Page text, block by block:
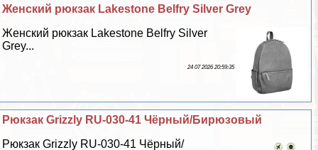
Женский рюкзак Lakestone Belfry Silver Grey
Женский рюкзак Lakestone Belfry Silver
Grey...
24 07 2026 20:59:35
Рюкзак Grizzly RU-030-41 Чёрный/Бирюзовый
Рюкзак Grizzly RU-030-41 Чёрный/